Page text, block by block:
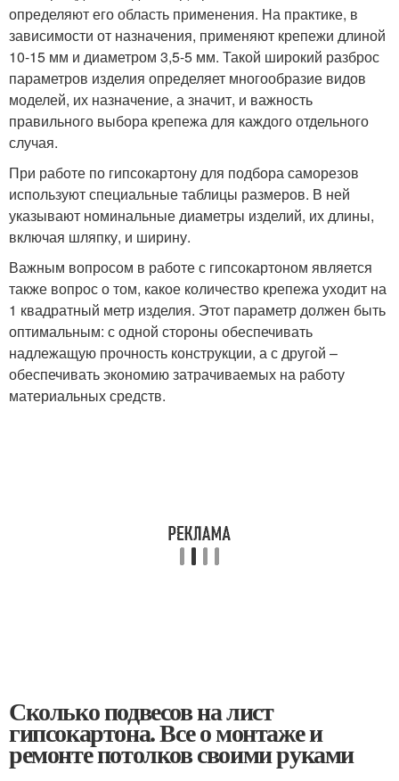
определяют его область применения. На практике, в
зависимости от назначения, применяют крепежи длиной
10-15 мм и диаметром 3,5-5 мм. Такой широкий разброс
параметров изделия определяет многообразие видов
моделей, их назначение, а значит, и важность
правильного выбора крепежа для каждого отдельного
случая.
При работе по гипсокартону для подбора саморезов
используют специальные таблицы размеров. В ней
указывают номинальные диаметры изделий, их длины,
включая шляпку, и ширину.
Важным вопросом в работе с гипсокартоном является
также вопрос о том, какое количество крепежа уходит на
1 квадратный метр изделия. Этот параметр должен быть
оптимальным: с одной стороны обеспечивать
надлежащую прочность конструкции, а с другой –
обеспечивать экономию затрачиваемых на работу
материальных средств.
Сколько подвесов на лист
гипсокартона. Все о монтаже и
ремонте потолков своими руками